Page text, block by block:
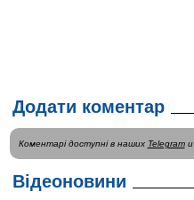
Додати коментар
Коментарі доступні в наших Telegramи
Відеоновини